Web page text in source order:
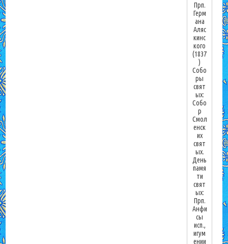
Прп.
Герм
ана
Аляс
кинс
кого
(1837
)
Собо
ры
свят
ых:
Собо
р
Смол
енск
их
свят
ых.
День
памя
ти
свят
ых:
Прп.
Анфи
сы
исп.,
игум
ении